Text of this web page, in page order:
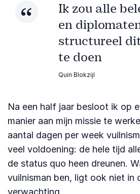
Ik zou alle
en
structureel
te doen
Quin Blokzijl
Na een half jaar besloot ik op
manier aan mijn missie te
aantal dagen per week
veel voldoening: de hele tijd
de status quo heen dreunen.
vuilnisman ben, ligt ook niet in
verwachting.